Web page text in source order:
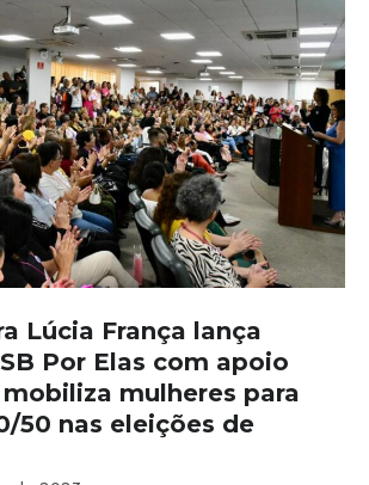
Lúcia França lança
Por Elas com apoio
mobiliza mulheres para
50 nas eleições de